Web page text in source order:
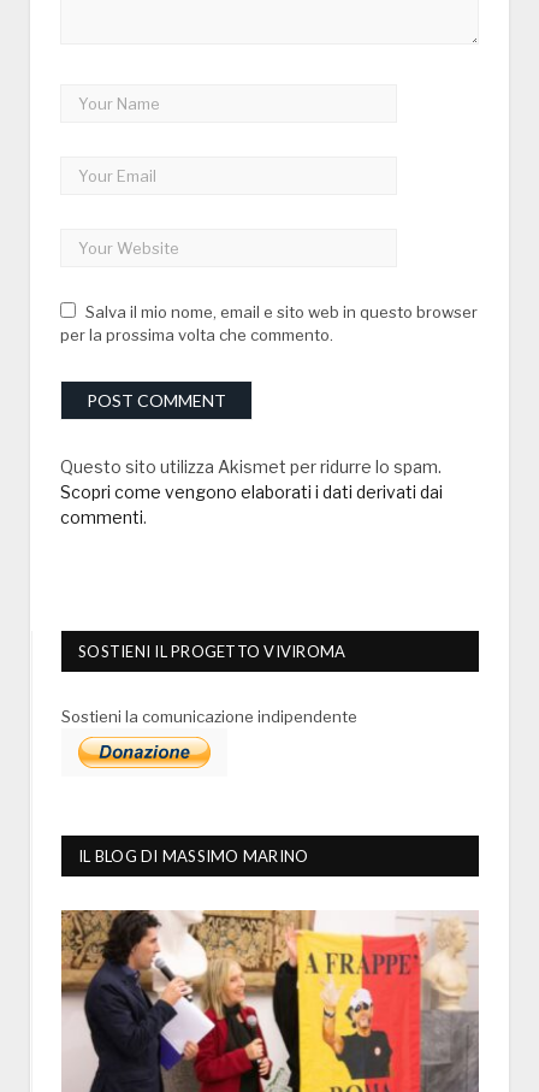
Salva il mio nome, email e sito web in questo browser
per la prossima volta che commento.
Questo sito utilizza Akismet per ridurre lo spam.
Scopri come vengono elaborati i dati derivati dai
commenti.
SOSTIENI IL PROGETTO VIVIROMA
Sostieni la comunicazione indipendente
IL BLOG DI MASSIMO MARINO